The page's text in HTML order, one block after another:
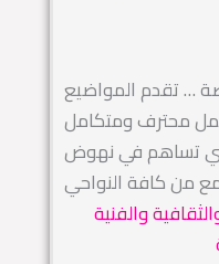
… تقدم المواضيع
محترف ومتكامل
تساهم في نهوض
والفنية